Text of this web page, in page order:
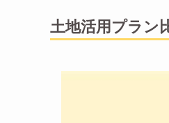
土地活用プラン